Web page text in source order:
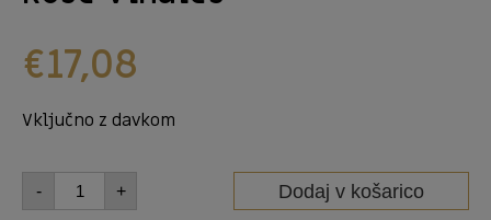
€17,08
Vključno z davkom
- + Dodaj v košarico